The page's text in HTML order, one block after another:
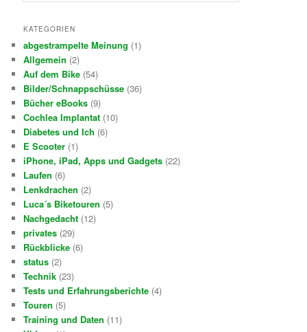
KATEGORIEN
abgestrampelte Meinung (1)
Allgemein (2)
Auf dem Bike (54)
Bilder/Schnappschüsse (36)
Bücher eBooks (9)
Cochlea Implantat (10)
Diabetes und Ich (6)
E Scooter (1)
iPhone, iPad, Apps und Gadgets (22)
Laufen (6)
Lenkdrachen (2)
Luca´s Biketouren (5)
Nachgedacht (12)
privates (29)
Rückblicke (6)
status (2)
Technik (23)
Tests und Erfahrungsberichte (4)
Touren (5)
Training und Daten (11)